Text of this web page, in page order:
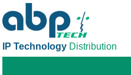
IP Technology Distribution